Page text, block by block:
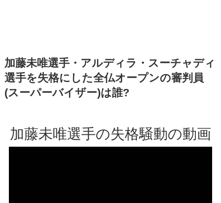
加藤未唯選手・アルディラ・スーチャディ
選手を失格にした全仏オープンの審判員
(スーパーバイザー)は誰?
加藤未唯選手の失格騒動の動画